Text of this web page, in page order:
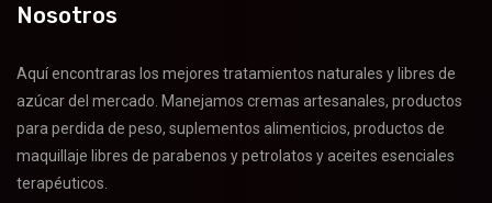
Nosotros
Aquí encontraras los mejores tratamientos naturales y libres de
azúcar del mercado. Manejamos cremas artesanales, productos
para perdida de peso, suplementos alimenticios, productos de
maquillaje libres de parabenos y petrolatos y aceites esenciales
terapéuticos.